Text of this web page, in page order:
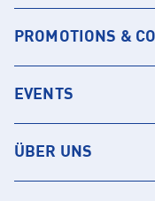
PROMOTIONS &
EVENTS
ÜBER UNS